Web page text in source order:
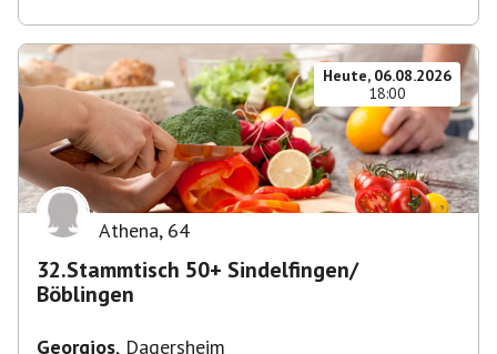
Heute, 06.08.2026
18:00
Athena, 64
32.Stammtisch 50+ Sindelfingen/
Böblingen
Georgios, Dagersheim